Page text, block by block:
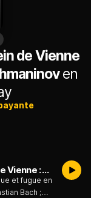
de Vienne
en
Evgeny Kissin au Musikverein de Vienne : Bach, Mozart, Chopin, Rachmaninov
et fugue en
Bach ;